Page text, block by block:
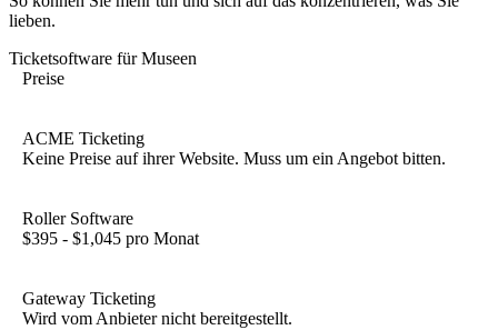
lieben.
Ticketsoftware für Museen
Preise
ACME Ticketing
Keine Preise auf ihrer Website. Muss um ein Angebot bitten.
Roller Software
$395 - $1,045 pro Monat
Gateway Ticketing
Wird vom Anbieter nicht bereitgestellt.